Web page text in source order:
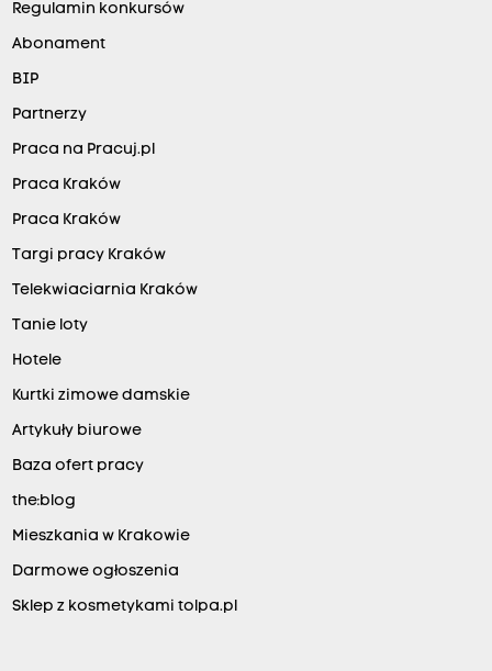
Regulamin konkursów
Abonament
BIP
Partnerzy
Praca na Pracuj.pl
Praca Kraków
Praca Kraków
Targi pracy Kraków
Telekwiaciarnia Kraków
Tanie loty
Hotele
Kurtki zimowe damskie
Artykuły biurowe
Baza ofert pracy
the:blog
Mieszkania w Krakowie
Darmowe ogłoszenia
Sklep z kosmetykami tolpa.pl